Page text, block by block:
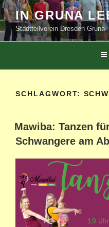
Zum
Inhalt
springen
IN GRUNA
Stadtteilverein Dresden Gruna
SCHLAGWORT:
Mawiba: Tanzen
Schwangere am